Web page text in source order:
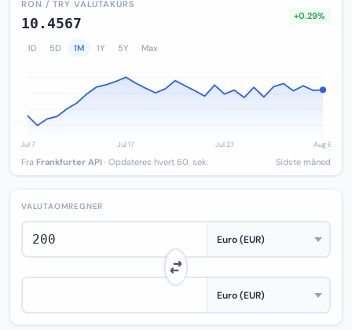
RON / TRY VALUTAKURS
10.4567 +0.29%
1D 5D 1M 1Y 5Y Max
Fra Frankfurter API · Opdateres hvert 60. sek. Sidste måned
VALUTAOMREGNER